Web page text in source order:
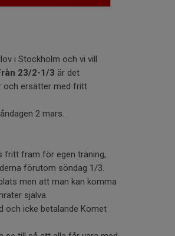
i Stockholm och vi vill
23/2-1/3 är det
och ersätter med fritt
2 mars.
fritt fram för egen träning,
förutom söndag 1/3.
men att man kan komma
själva.
och icke betalande Komet